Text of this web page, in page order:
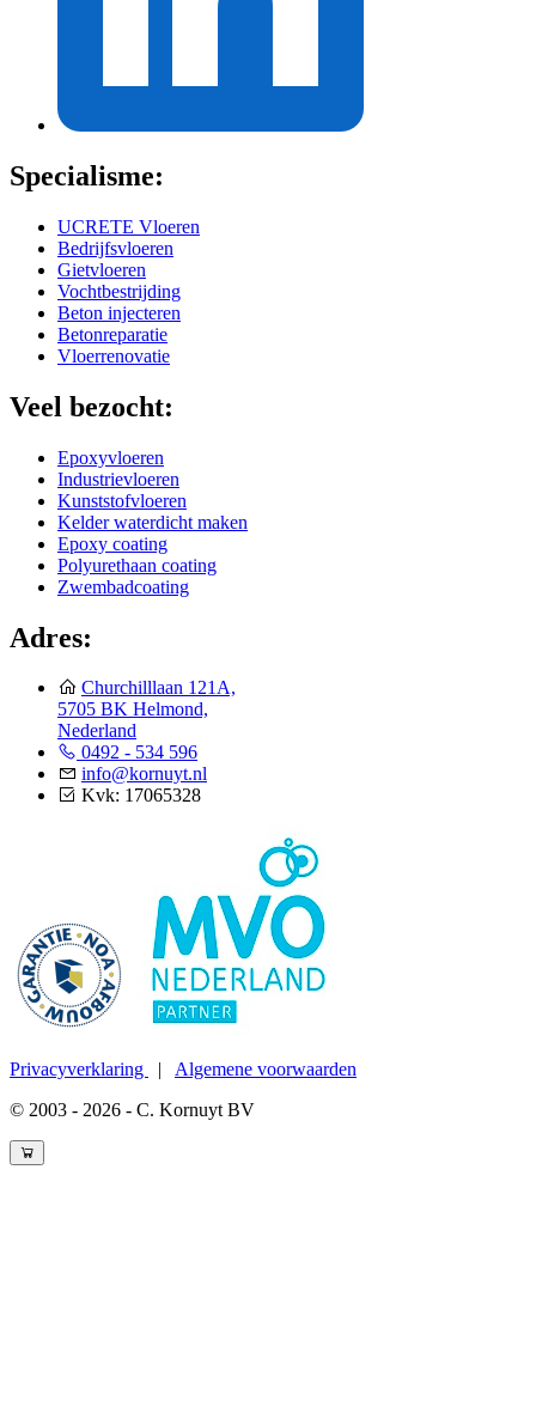
Specialisme:
UCRETE Vloeren
Bedrijfsvloeren
Gietvloeren
Vochtbestrijding
Beton injecteren
Betonreparatie
Vloerrenovatie
Veel bezocht:
Epoxyvloeren
Industrievloeren
Kunststofvloeren
Kelder waterdicht maken
Epoxy coating
Polyurethaan coating
Zwembadcoating
Adres:
Churchilllaan 121A,
5705 BK Helmond,
Nederland
0492 - 534 596
info@kornuyt.nl
Kvk: 17065328
Privacyverklaring
Algemene voorwaarden
© 2003 - 2026 - C. Kornuyt BV